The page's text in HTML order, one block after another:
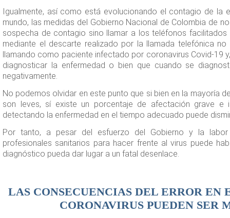
Igualmente, así como está evolucionando el contagio de la
mundo, las medidas del Gobierno Nacional de Colombia de
sospecha de contagio sino llamar a los teléfonos
mediante el descarte realizado por la llamada telefónica
llamando como paciente infectado por coronavirus Covid-19
diagnosticar la enfermedad o bien que cuando se
negativamente.
No podemos olvidar en este punto que si bien en la mayoría
son leves, sí existe un porcentaje de afectación grave e
detectando la enfermedad en el tiempo adecuado puede
Por tanto, a pesar del esfuerzo del Gobierno y la
profesionales sanitarios para hacer frente al virus puede
diagnóstico pueda dar lugar a un fatal desenlace.
LAS CONSECUENCIAS DEL ERROR EN
CORONAVIRUS PUEDEN SER